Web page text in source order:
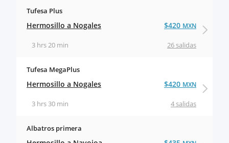
Tufesa Plus
Hermosillo a Nogales
26 salidas
3 hrs 20 min
$420 MXN
Tufesa MegaPlus
Hermosillo a Nogales
4 salidas
3 hrs 30 min
$420 MXN
Albatros primera